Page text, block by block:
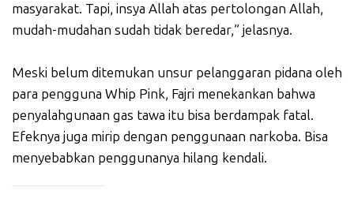
masyarakat. Tapi, insya Allah atas pertolongan Allah,
mudah-mudahan sudah tidak beredar,” jelasnya.
Meski belum ditemukan unsur pelanggaran pidana oleh
para pengguna Whip Pink, Fajri menekankan bahwa
penyalahgunaan gas tawa itu bisa berdampak fatal.
Efeknya juga mirip dengan penggunaan narkoba. Bisa
menyebabkan penggunanya hilang kendali.